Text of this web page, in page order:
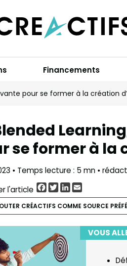
Financements
pour se former à la création
se former à la
• Temps lecture : 5 mn •
l'article
Facebook
TwitterLinkedIn
CRÉACTIFS COMME SOURCE
VOUS